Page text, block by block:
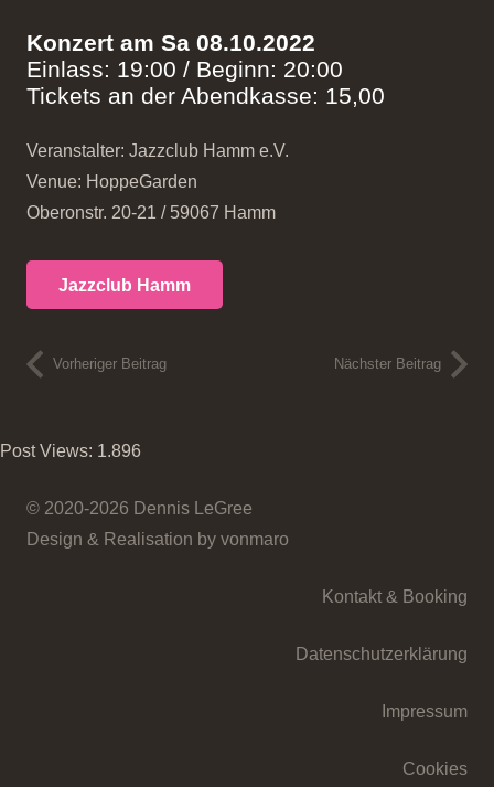
Konzert am Sa 08.10.2022
Einlass: 19:00 / Beginn: 20:00
Tickets an der Abendkasse: 15,00
Veranstalter: Jazzclub Hamm e.V.
Venue: HoppeGarden
Oberonstr. 20-21 / 59067 Hamm
Jazzclub Hamm
Vorheriger Beitrag Nächster Beitrag
Post Views: 1.896
© 2020-2026 Dennis LeGree
Design & Realisation by vonmaro
Kontakt & Booking
Datenschutzerklärung
Impressum
Cookies